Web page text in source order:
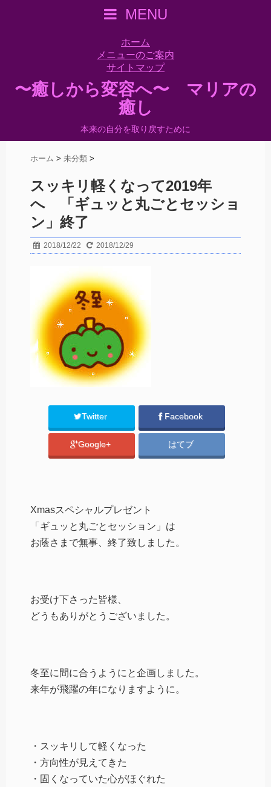
MENU
ホーム
メニューのご案内
サイトマップ
〜癒しから変容へ〜 マリアの
癒し
本来の自分を取り戻すために
ホーム > 未分類 >
スッキリ軽くなって2019年
へ 「ギュッと丸ごとセッショ
ン」終了
2018/12/22 2018/12/29
Twitter Facebook
Google+ はてブ
Xmasスペシャルプレゼント
「ギュッと丸ごとセッション」は
お蔭さまで無事、終了致しました。
お受け下さった皆様、
どうもありがとうございました。
冬至に間に合うようにと企画しました。
来年が飛躍の年になりますように。
・スッキリして軽くなった
・方向性が見えてきた
・固くなっていた心がほぐれた